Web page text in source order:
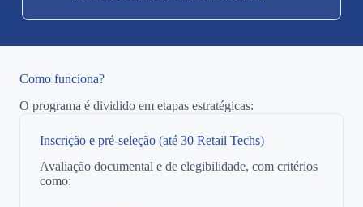
Como funciona?
O programa é dividido em etapas estratégicas:
Inscrição e pré-seleção (até 30 Retail Techs)
Avaliação documental e de elegibilidade, com critérios
como: